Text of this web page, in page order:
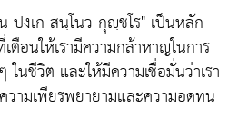
งเก สนฺโนว กุญฺชโร" เป็นหลัก
อนให้เรามีความกล้าหาญในการ
นชีวิต และให้มีความเชื่อมั่นว่าเรา
วามเพียรพยายามและความอดทน